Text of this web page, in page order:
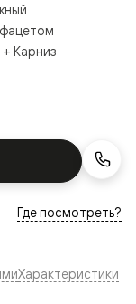
Карниз
Где посмотреть?
Характеристики